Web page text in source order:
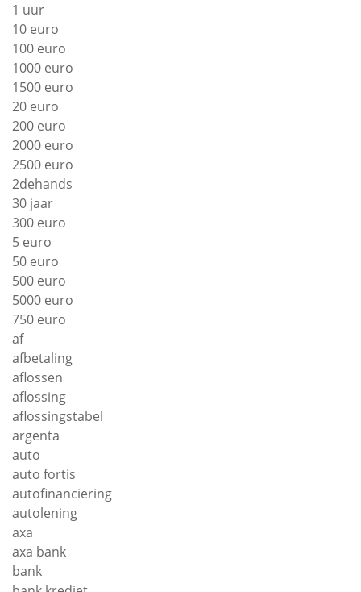
1 uur
10 euro
100 euro
1000 euro
1500 euro
20 euro
200 euro
2000 euro
2500 euro
2dehands
30 jaar
300 euro
5 euro
50 euro
500 euro
5000 euro
750 euro
af
afbetaling
aflossen
aflossing
aflossingstabel
argenta
auto
auto fortis
autofinanciering
autolening
axa
axa bank
bank